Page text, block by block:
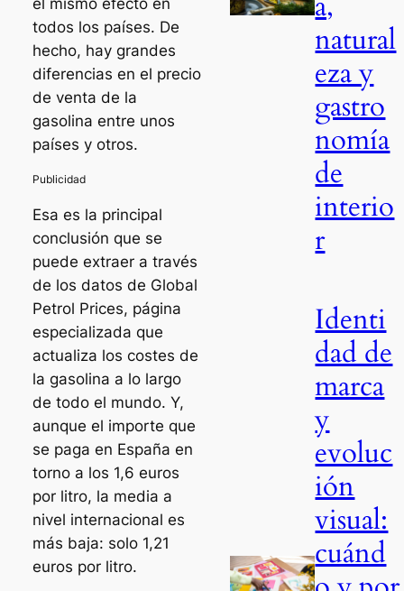
el mismo efecto en
todos los países. De
hecho, hay grandes
diferencias en el precio
de venta de la
gasolina entre unos
países y otros.
Esa es la principal
conclusión que se
puede extraer a través
de los datos de Global
Petrol Prices, página
especializada que
actualiza los costes de
la gasolina a lo largo
de todo el mundo. Y,
aunque el importe que
se paga en España en
torno a los 1,6 euros
por litro, la media a
nivel internacional es
más baja: solo 1,21
euros por litro.
natural
eza y
gastro
nomía
de
interio
r
Identi
dad de
marca
y
evoluc
ión
visual:
cuánd